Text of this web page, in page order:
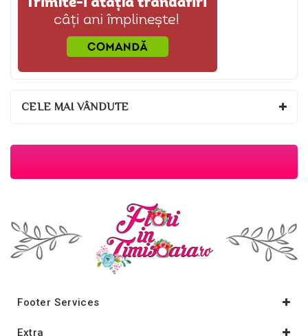
CELE MAI VÂNDUTE
Footer Services
Extra